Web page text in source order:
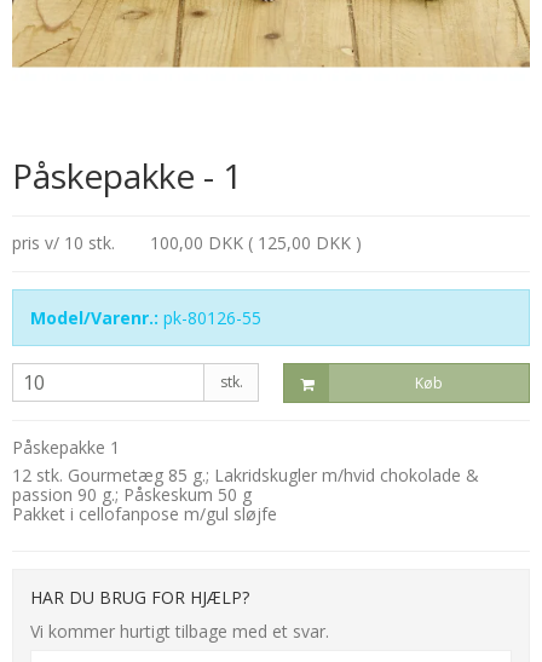
Påskepakke - 1
pris v/ 10 stk. 100,00 DKK ( 125,00 DKK )
Model/Varenr.: pk-80126-55
stk. Køb
Påskepakke 1
12 stk. Gourmetæg 85 g.; Lakridskugler m/hvid chokolade &
passion 90 g.; Påskeskum 50 g
Pakket i cellofanpose m/gul sløjfe
HAR DU BRUG FOR HJÆLP?
Vi kommer hurtigt tilbage med et svar.